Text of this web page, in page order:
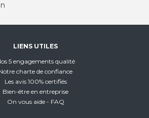
LIENS UTILES
5 engagements qualité
charte de confiance
Les avis 100% certifiés
Bien-être en entreprise
On vous aide - FAQ